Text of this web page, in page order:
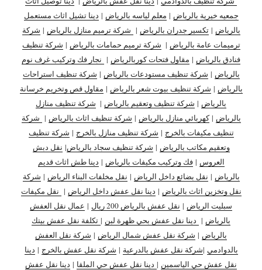
جمعيه خيرية بالرياض | معلم لياسه بالرياض | دينا تشيل اثاث مستعمل
بالرياض |تكسير جدران بالرياض | شركة ترميم منازل بالرياض | شركة
ترميمات عامة بالرياض | شركة ترميم حمامات بالرياض | شركة تنظيف
فنادق بالرياض | مقاول فتحات كوربالرياض | نجار فك وتركيب غرف نوم
بالرياض | شركة تنظيف مستودعات بالرياض | شركة تنظيف استراحات
بالرياض | شركة تنظيف بيوت شعر بالرياض | مقاول قص وتخريم خرسانة
بالرياض | شركة تنظيف وتعقيم بالرياض | شركة تنظيف منازل
بالرياض |كهربائي منازل بالرياض | شركة تنظيف اثاث بالرياض | شركة
تنظيف مكيفات بالخرج | شركة تنظيف منازل بالخرج | شركة تنظيف
وتعقيم مكاتب بالرياض | شركة تنظيف سجاد بالرياض| نقل دبش
العروس |فك وتركيب مكيفات بالرياض | دينا طش اثاث قديم
بالرياض | نقل بضائع داخل الرياض | نقل مخلفات البناء الرياض | شركة
نقل وتخزين اثاث بالرياض | دينا نقل عفش داخل الرياض | نقل مكيفات
سبليت الرياض | نقل عفش بالرياض 200 ريال | عمال نقل العفش
بالرياض | دينا نقل عفش بحي ظهرة لبن | تكلفة نقل عفش بيتك
بالرياض | شركة نقل عفش شمال الرياض | شركة نقل العفش
بالدوادمي |شركة نقل عفش بالدرعية | شركة نقل عفش بالخرج | دينا
نقل عفش حي الياسمين | دينا نقل عفش حي الملقا | دينا نقل عفش